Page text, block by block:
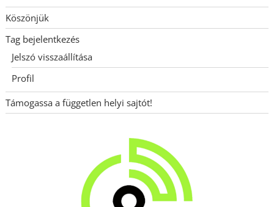
Köszönjük
Tag bejelentkezés
Jelszó visszaállítása
Profil
Támogassa a független helyi sajtót!